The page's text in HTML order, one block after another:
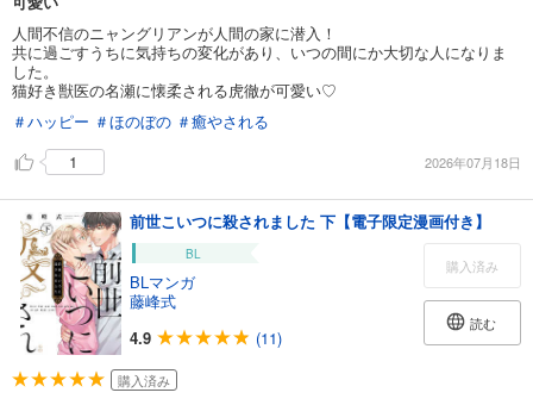
人間不信のニャングリアンが人間の家に潜入！
共に過ごすうちに気持ちの変化があり、いつの間にか大切な人になりま
した。
猫好き獣医の名瀬に懐柔される虎徹が可愛い♡
＃ハッピー ＃ほのぼの ＃癒やされる
1
2026年07月18日
前世こいつに殺されました 下【電子限定漫画付き】
BL
BLマンガ
藤峰式
4.9
(11)
購入済み
読む
購入済み